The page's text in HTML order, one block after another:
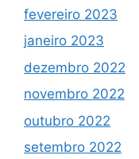
fevereiro 2023
janeiro 2023
dezembro 2022
novembro 2022
outubro 2022
setembro 2022